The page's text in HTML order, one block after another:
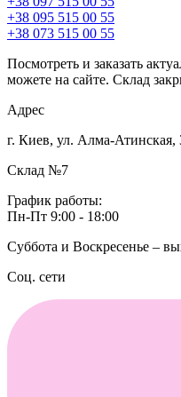
+38 095 515 00 55
+38 073 515 00 55
Посмотреть и заказать
можете на сайте. Склад
Адрес
г. Киев, ул. Алма-Атинская,
Склад №7
График работы:
Пн-Пт 9:00 - 18:00
Суббота и Воскресенье –
Соц. сети